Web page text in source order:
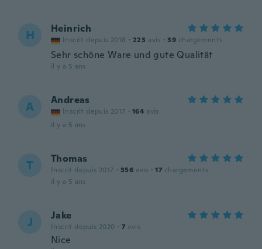
H Heinrich
Inscrit depuis 2018 · 223 avis · 39 chargements
Sehr schöne Ware und gute Qualität
il y a 5 ans
A Andreas
Inscrit depuis 2017 · 164 avis
il y a 5 ans
T Thomas
Inscrit depuis 2017 · 356 avis · 17 chargements
il y a 5 ans
J Jake
Inscrit depuis 2020 · 7 avis
Nice